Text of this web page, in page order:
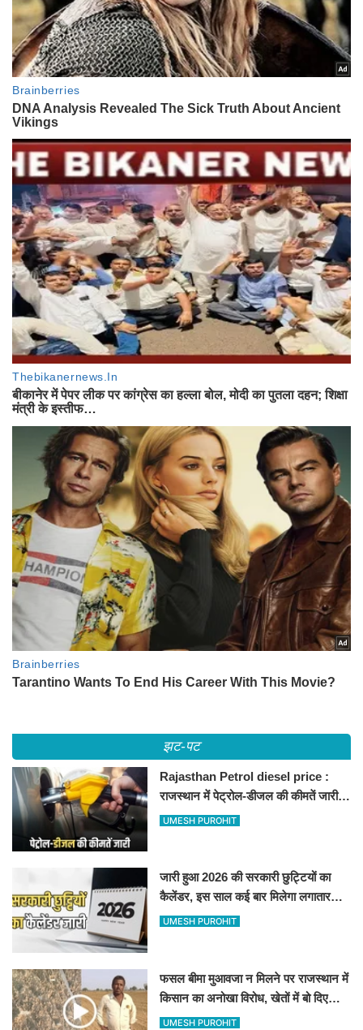
झट-पट
Rajasthan Petrol diesel price :
राजस्थान में पेट्रोल-डीजल की कीमतें जारी,
जानिए बीकानेर समेत पुरे प्रदेश में नए रेट
UMESH PUROHIT
जारी हुआ 2026 की सरकारी छुट्टियों का
कैलेंडर, इस साल कई बार मिलेगा लगातार
अवकाश, देखें
UMESH PUROHIT
फसल बीमा मुआवजा न मिलने पर राजस्थान में
किसान का अनोखा विरोध, खेतों में बो दिए
500-500 रुपए के नोट, वीडियो वायरल
UMESH PUROHIT